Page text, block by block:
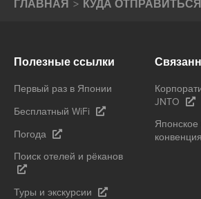
ГЛАВНАЯ КУДА ОТПРАВИТЬСЯ
Полезные ссылки
Первый раз в Японии
Бесплатный WiFi
Погода
Поиск отелей и рёканов
Туры и экскурсии
JNTO